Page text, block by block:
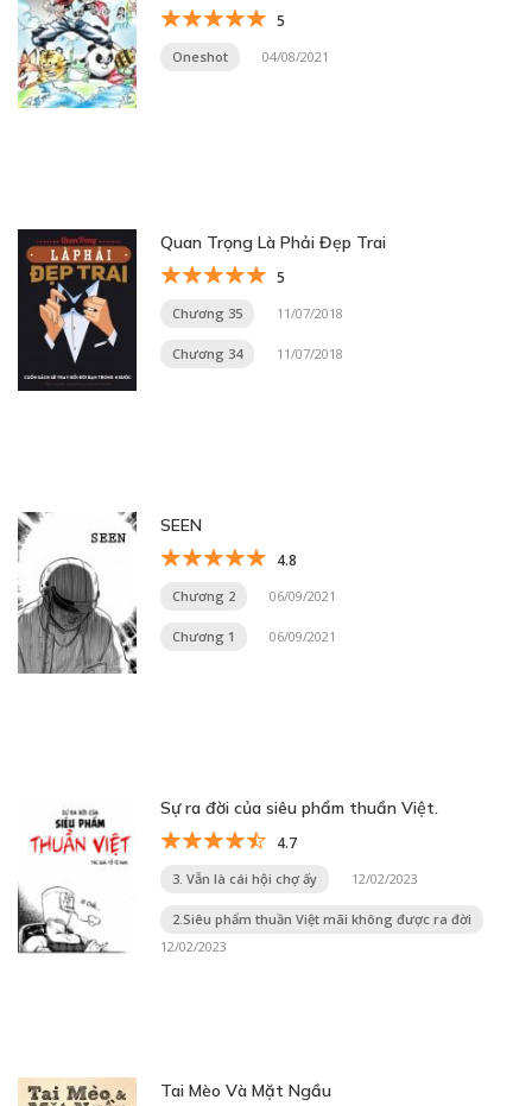
5
Oneshot 04/08/2021
Quan Trọng Là Phải Đẹp Trai
5
Chương 35 11/07/2018
Chương 34 11/07/2018
SEEN
4.8
Chương 2 06/09/2021
Chương 1 06/09/2021
Sự ra đời của siêu phẩm thuần Việt.
4.7
3. Vẫn là cái hội chợ ấy 12/02/2023
2.Siêu phẩm thuần Việt mãi không được ra đời
12/02/2023
Tai Mèo Và Mặt Ngầu